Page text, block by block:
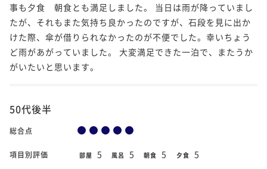
事も夕食 朝食とも満足しました。 当日は雨が降っていまし
たが、それもまた気持ち良かったのですが、石段を見に出か
けた際、傘が借りられなかったのが不便でした。幸いちょう
ど雨があがっていました。 大変満足できた一泊で、またうか
がいたいと思います。
50代後半
総合点
項目別評価 部屋 5 風呂 5 朝食 5 夕食 5